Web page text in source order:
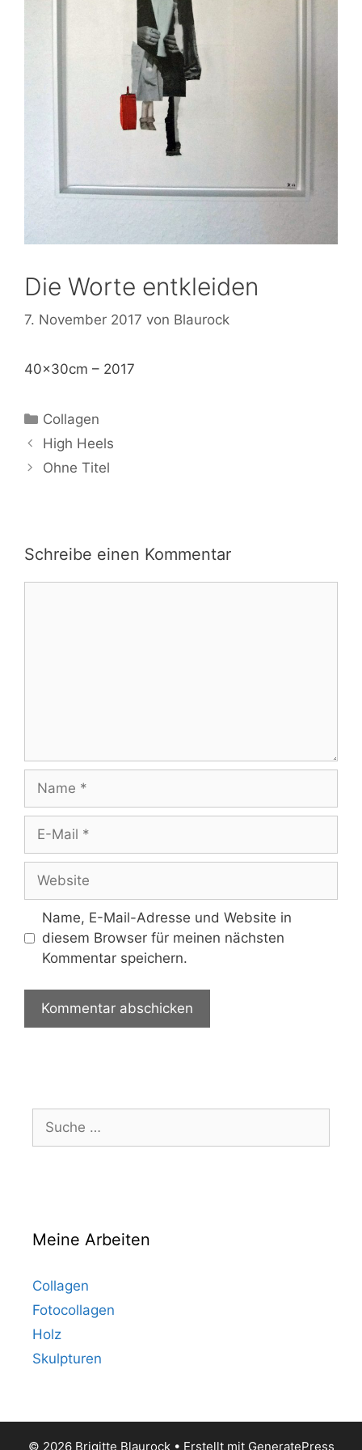
Die Worte entkleiden
7. November 2017 von Blaurock
40x30cm – 2017
Kategorien
Collagen
High Heels
Ohne Titel
Schreibe einen Kommentar
Name
Website
Name, E-Mail-Adresse und Website in
diesem Browser für meinen nächsten
Kommentar speichern.
nach:
Meine Arbeiten
Collagen
Fotocollagen
Holz
Skulpturen
© 2026 Brigitte Blaurock• Erstellt mit GeneratePress